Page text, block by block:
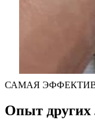
САМАЯ
Опыт других